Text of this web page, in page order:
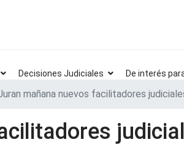
Decisiones Judiciales De interés
mañana nuevos facilitadores